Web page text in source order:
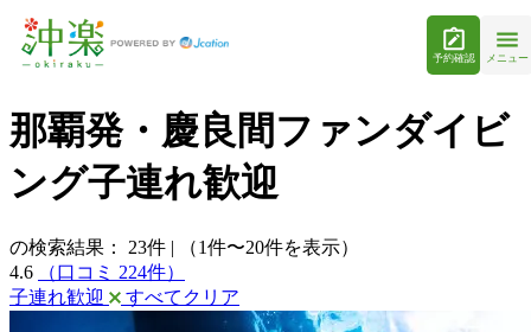
予約確認 メニュー
那覇発・慶良間ファンダイビ
ング子連れ歓迎
の検索結果： 23件 |
（1件〜20件を表示）
4.6
（口コミ 224件）
子連れ歓迎
すべてクリア